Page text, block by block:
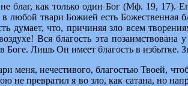
благ, как только один Бог (Мф. 19, 17).
любой твари Божией есть Божественная
думает, что, причиняя зло всем
Вся благость эта
Лишь Он имеет благость в избытке.
меня, нечестивого, благостью Твоей,
превратил я во зло, как сатана, но